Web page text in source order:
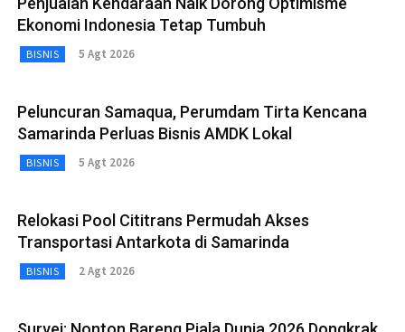
Ekonomi Indonesia Tetap Tumbuh
BISNIS 5 Agt 2026
Peluncuran Samaqua, Perumdam Tirta Kencana
Samarinda Perluas Bisnis AMDK Lokal
BISNIS 5 Agt 2026
Relokasi Pool Cititrans Permudah Akses
Transportasi Antarkota di Samarinda
BISNIS 2 Agt 2026